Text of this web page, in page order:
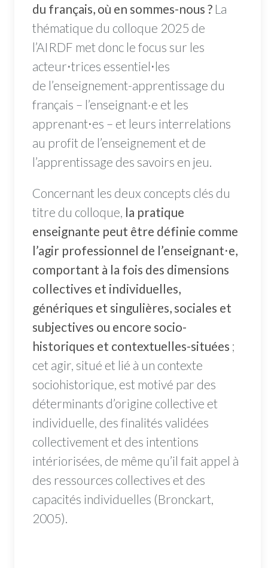
du français, où en sommes-nous ? La
thématique du colloque 2025 de
l’AIRDF met donc le focus sur les
acteur⋅trices essentiel⋅les
de l’enseignement-apprentissage du
français – l’enseignant·e et les
apprenant⋅es – et leurs interrelations
au profit de l’enseignement et de
l’apprentissage des savoirs en jeu.
Concernant les deux concepts clés du
titre du colloque, la pratique
enseignante peut être définie comme
l’agir professionnel de l’enseignant⋅e,
comportant à la fois des dimensions
collectives et individuelles,
génériques et singulières, sociales et
subjectives ou encore socio-
historiques et contextuelles-situées ;
cet agir, situé et lié à un contexte
sociohistorique, est motivé par des
déterminants d’origine collective et
individuelle, des finalités validées
collectivement et des intentions
intériorisées, de même qu’il fait appel à
des ressources collectives et des
capacités individuelles (Bronckart,
2005).